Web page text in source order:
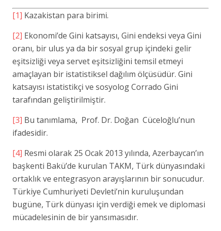
[1] Kazakistan para birimi.
[2] Ekonomi’de Gini katsayısı, Gini endeksi veya Gini
oranı, bir ulus ya da bir sosyal grup içindeki gelir
eşitsizliği veya servet eşitsizliğini temsil etmeyi
amaçlayan bir istatistiksel dağılım ölçüsüdür. Gini
katsayısı istatistikçi ve sosyolog Corrado Gini
tarafından geliştirilmiştir.
[3] Bu tanımlama, Prof. Dr. Doğan Cüceloğlu’nun
ifadesidir.
[4] Resmi olarak 25 Ocak 2013 yılında, Azerbaycan’ın
başkenti Bakü’de kurulan TAKM, Türk dünyasındaki
ortaklık ve entegrasyon arayışlarının bir sonucudur.
Türkiye Cumhuriyeti Devleti’nin kuruluşundan
bugüne, Türk dünyası için verdiği emek ve diplomasi
mücadelesinin de bir yansımasıdır.